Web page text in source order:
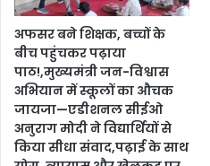
अफसर बने शिक्षक, बच्चों के
बीच पहुंचकर पढ़ाया
पाठ!,मुख्यमंत्री जन-विश्वास
अभियान में स्कूलों का औचक
जायजा—एडीशनल सीईओ
अनुराग मोदी ने विद्यार्थियों से
किया सीधा संवाद,पढ़ाई के साथ